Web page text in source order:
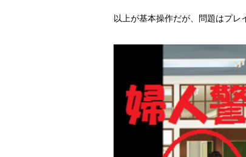
以上が基本操作だが、問題はプレ